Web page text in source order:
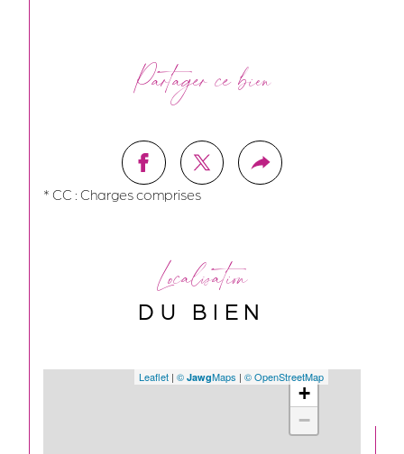
Partager ce bien
* CC : Charges comprises
Localisation
DU BIEN
+
−
Leaflet | © JawgMaps | © OpenStreetMap